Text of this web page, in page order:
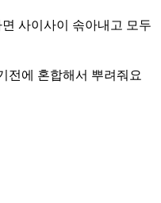
사이사이 솎아내고 모두
전에 혼합해서 뿌려줘요